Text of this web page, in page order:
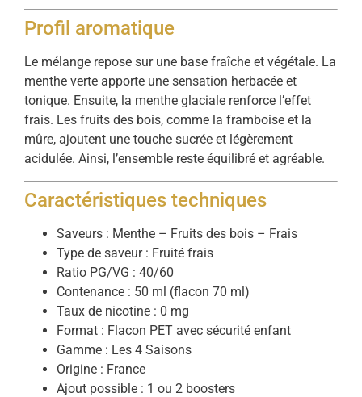
Profil aromatique
Le mélange repose sur une base fraîche et végétale. La
menthe verte apporte une sensation herbacée et
tonique. Ensuite, la menthe glaciale renforce l’effet
frais. Les fruits des bois, comme la framboise et la
mûre, ajoutent une touche sucrée et légèrement
acidulée. Ainsi, l’ensemble reste équilibré et agréable.
Caractéristiques techniques
Saveurs : Menthe – Fruits des bois – Frais
Type de saveur : Fruité frais
Ratio PG/VG : 40/60
Contenance : 50 ml (flacon 70 ml)
Taux de nicotine : 0 mg
Format : Flacon PET avec sécurité enfant
Gamme : Les 4 Saisons
Origine : France
Ajout possible : 1 ou 2 boosters